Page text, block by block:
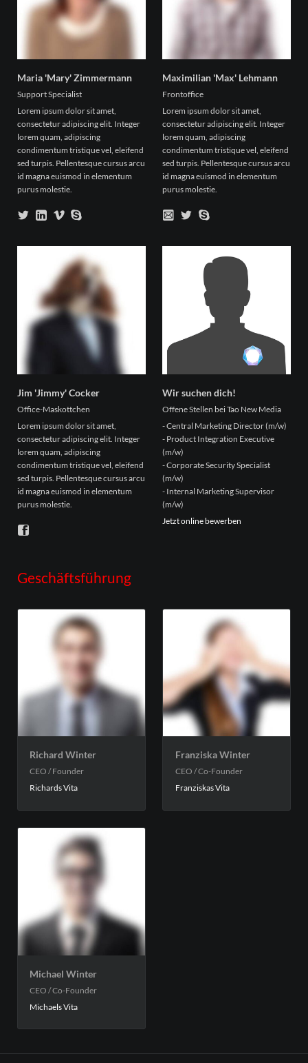
Maria 'Mary' Zimmermann
Support Specialist
Lorem ipsum dolor sit amet,
consectetur adipiscing elit. Integer
lorem quam, adipiscing
condimentum tristique vel, eleifend
sed turpis. Pellentesque cursus arcu
id magna euismod in elementum
purus molestie.
Maximilian 'Max' Lehmann
Frontoffice
Lorem ipsum dolor sit amet,
consectetur adipiscing elit. Integer
lorem quam, adipiscing
condimentum tristique vel, eleifend
sed turpis. Pellentesque cursus arcu
id magna euismod in elementum
purus molestie.
Jim 'Jimmy' Cocker
Office-Maskottchen
Lorem ipsum dolor sit amet,
consectetur adipiscing elit. Integer
lorem quam, adipiscing
condimentum tristique vel, eleifend
sed turpis. Pellentesque cursus arcu
id magna euismod in elementum
purus molestie.
Wir suchen dich!
Offene Stellen bei Tao New Media
- Central Marketing Director (m/w)
- Product Integration Executive
(m/w)
- Corporate Security Specialist
(m/w)
- Internal Marketing Supervisor
(m/w)
Jetzt online bewerben
Geschäftsführung
Richard Winter
CEO / Founder
Richards Vita
Franziska Winter
CEO / Co-Founder
Franziskas Vita
Michael Winter
CEO / Co-Founder
Michaels Vita